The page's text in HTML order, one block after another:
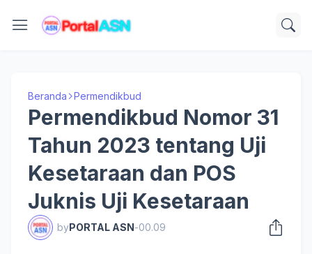
Beranda Permendikbud
Permendikbud Nomor 31
Tahun 2023 tentang Uji
Kesetaraan dan POS
Juknis Uji Kesetaraan
byPORTAL ASN-00.09